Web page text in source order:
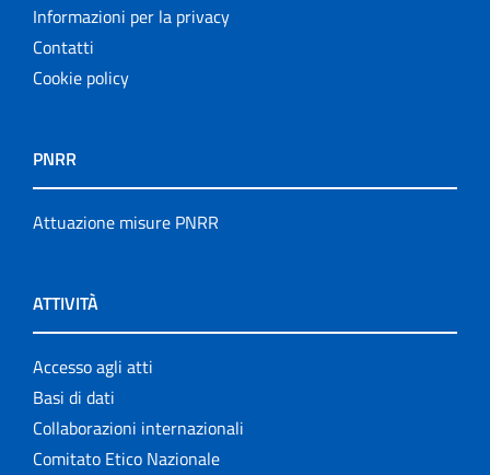
Informazioni per la privacy
Contatti
Cookie policy
PNRR
Attuazione misure PNRR
ATTIVITÀ
Accesso agli atti
Basi di dati
Collaborazioni internazionali
Comitato Etico Nazionale